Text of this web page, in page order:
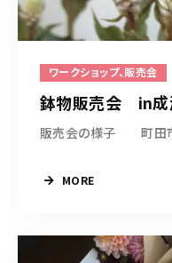
ワークショップ、販売会
鉢物販売会 in成
販売会の様子 町田
MORE